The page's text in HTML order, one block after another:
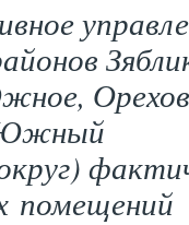
помещений